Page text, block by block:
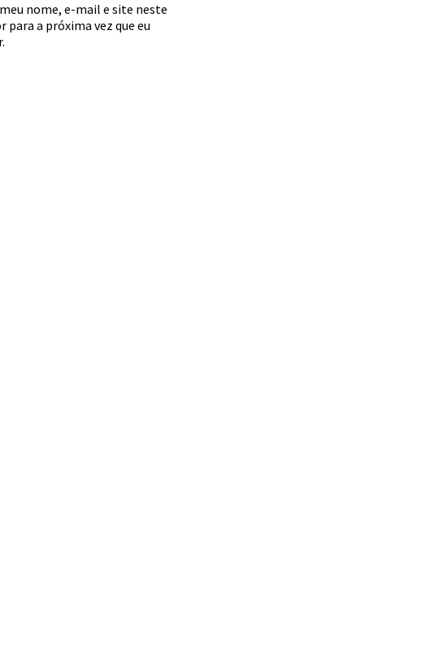
nome, e-mail e site neste
para a próxima vez que eu